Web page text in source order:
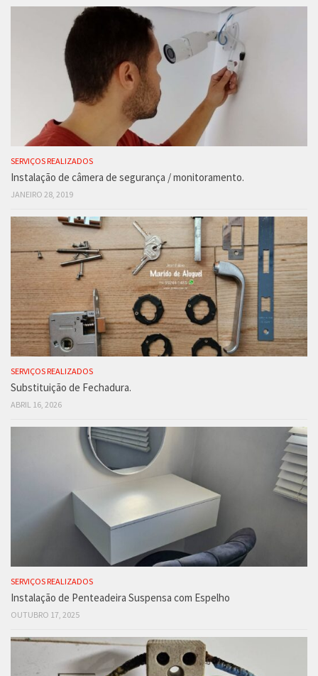
SERVIÇOS REALIZADOS
Instalação de câmera de segurança / monitoramento.
JANEIRO 28, 2019
SERVIÇOS REALIZADOS
Substituição de Fechadura.
ABRIL 16, 2026
SERVIÇOS REALIZADOS
Instalação de Penteadeira Suspensa com Espelho
OUTUBRO 17, 2025